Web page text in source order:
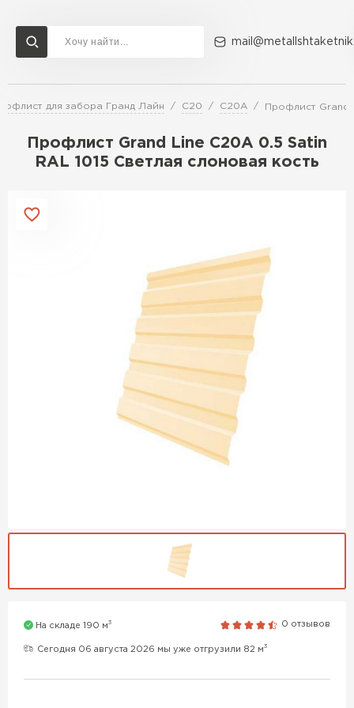
для забора Гранд Лайн C20 C20A Профлист Grand
Профлист Grand Line C20A 0.5 Satin
RAL 1015 Светлая слоновая кость
На складе 190 м3 0 отзывов
Сегодня 06 августа 2026 мы уже отгрузили 82 м3
Доставка и оплата Акции О компании Контакты
Перейти в каталог